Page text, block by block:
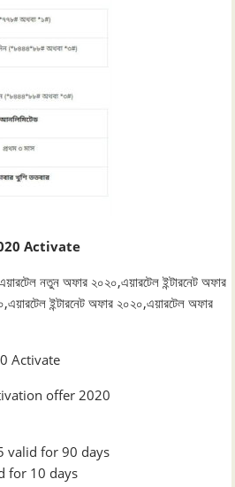
Activate
নতুন অফার ২০২০,এয়ারটেল ইন্টারনেট অফার
ইন্টারনেট অফার ২০২০,এয়ারটেল অফার
Activate
offer 2020
valid for 90 days
for 10 days